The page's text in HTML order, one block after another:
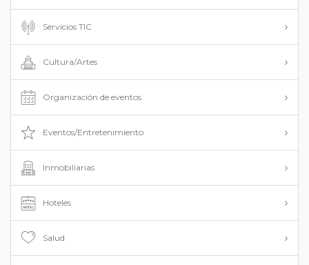
Servicios TIC
Cultura/Artes
Organización de eventos
Eventos/Entretenimiento
Inmobiliarias
Hoteles
Salud